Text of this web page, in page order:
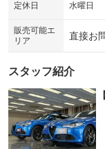
定休日 水曜日
販売可能エ
リア
直接お
スタッフ紹介